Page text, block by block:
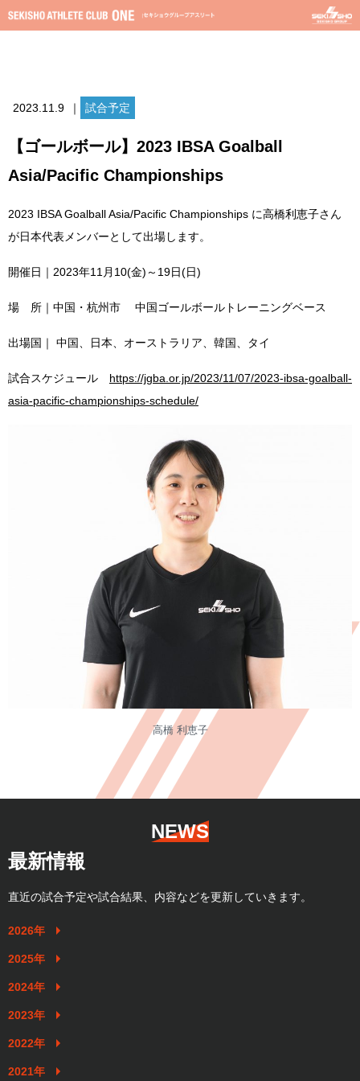
2023.11.9 ｜ 試合予定
【ゴールボール】2023 IBSA Goalball
Asia/Pacific Championships
2023 IBSA Goalball Asia/Pacific Championships に高橋利恵子さん
が日本代表メンバーとして出場します。
開催日｜2023年11月10(金)～19日(日)
場 所｜中国・杭州市 中国ゴールボールトレーニングベース
出場国｜ 中国、日本、オーストラリア、韓国、タイ
試合スケジュール https://jgba.or.jp/2023/11/07/2023-ibsa-goalball-
asia-pacific-championships-schedule/
高橋 利恵子
NEWS
最新情報
直近の試合予定や試合結果、内容などを更新していきます。
2026年
2025年
2024年
2023年
2022年
2021年